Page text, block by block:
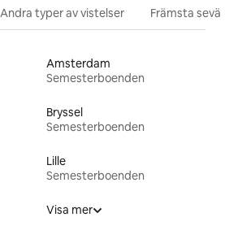
Andra typer av vistelser Främsta
Amsterdam
Semesterboenden
Bryssel
Semesterboenden
Lille
Semesterboenden
Visa mer